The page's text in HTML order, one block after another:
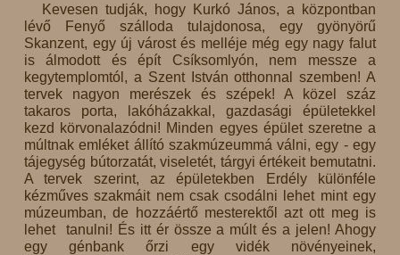
Kevesen tudják, hogy Kurkó János, a központban
lévő Fenyő szálloda tulajdonosa, egy gyönyörű
Skanzent, egy új várost és melléje még egy nagy falut
is álmodott és épít Csíksomlyón, nem messze a
kegytemplomtól, a Szent István otthonnal szemben! A
tervek nagyon merészek és szépek! A közel száz
takaros porta, lakóházakkal, gazdasági épületekkel
kezd körvonalazódni! Minden egyes épület szeretne a
múltnak emléket állító szakmúzeummá válni, egy - egy
tájegység bútorzatát, viseletét, tárgyi értékeit bemutatni.
A tervek szerint, az épületekben Erdély különféle
kézműves szakmáit nem csak csodálni lehet mint egy
múzeumban, de hozzáértő mesterektől azt ott meg is
lehet tanulni! És itt ér össze a múlt és a jelen! Ahogy
egy génbank őrzi egy vidék növényeinek,